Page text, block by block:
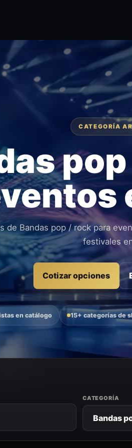
CATEGORÍA
de Bandas pop / rock para
festivales
Cotizar opciones
en catálogo 15+ categorías de
CATEGORÍA